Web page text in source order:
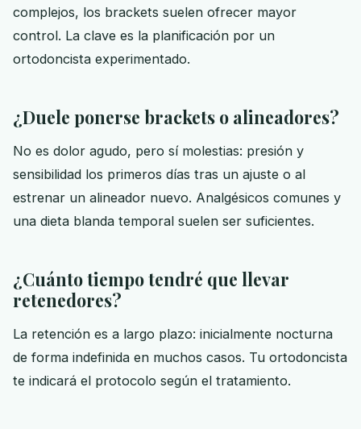
complejos, los brackets suelen ofrecer mayor
control. La clave es la planificación por un
ortodoncista experimentado.
¿Duele ponerse brackets o alineadores?
No es dolor agudo, pero sí molestias: presión y
sensibilidad los primeros días tras un ajuste o al
estrenar un alineador nuevo. Analgésicos comunes y
una dieta blanda temporal suelen ser suficientes.
¿Cuánto tiempo tendré que llevar
retenedores?
La retención es a largo plazo: inicialmente nocturna
de forma indefinida en muchos casos. Tu ortodoncista
te indicará el protocolo según el tratamiento.